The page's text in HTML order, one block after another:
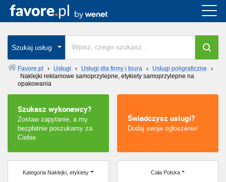
Szukaj usług
Favore.pl › Usługi › Usługi dla firmy i biura › Usługi poligraficzne
›
Naklejki reklamowe samoprzylepne, etykiety samoprzylepne na
opakowania
Szukasz wykonawcy?
Zostaw zapytanie, a my
bezpłatnie poszukamy za
Ciebie
Świadczysz usługi?
Dodaj swoje ogłoszenie!
Kategoria Naklejki, etykiety Cała Polska
Cała Polska
wszystkie w całym kraju
Warszawa
Wrocław
Kraków
Poznań
Łódź